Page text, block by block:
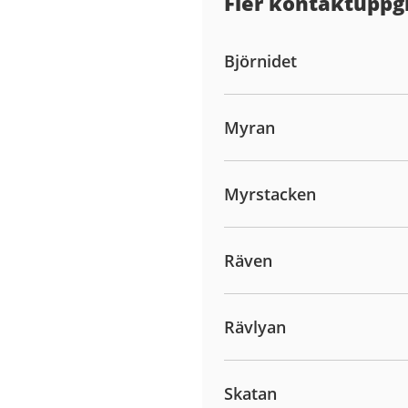
Björnidet
Myran
Myrstacken
Räven
Rävlyan
Skatan